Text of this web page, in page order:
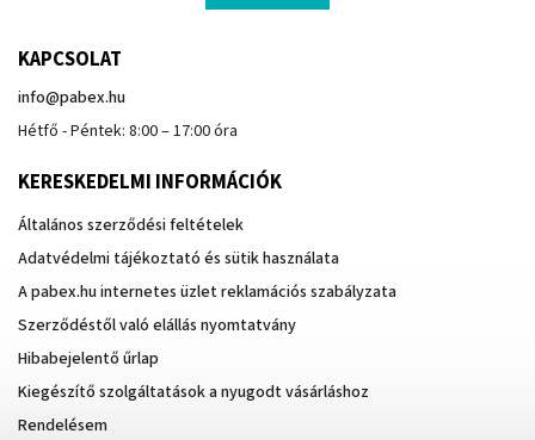
KAPCSOLAT
info@pabex.hu
Hétfő - Péntek: 8:00 – 17:00 óra
KERESKEDELMI INFORMÁCIÓK
Általános szerződési feltételek
Adatvédelmi tájékoztató és sütik használata
A pabex.hu internetes üzlet reklamációs szabályzata
Szerződéstől való elállás nyomtatvány
Hibabejelentő űrlap
Kiegészítő szolgáltatások a nyugodt vásárláshoz
Rendelésem